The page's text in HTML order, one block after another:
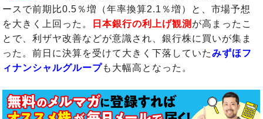
ースで前期比0.5％増（年率換算2.1％増）と、市場予想
を大きく上回った。
日本銀行の利上げ観測 が高まったこ
とで、利ザヤ改善などが意識され、銀行株に買いが集ま
った。前日に決算を受けて大きく下落していたみずほフ
ィナンシャルグループも大幅高となった。